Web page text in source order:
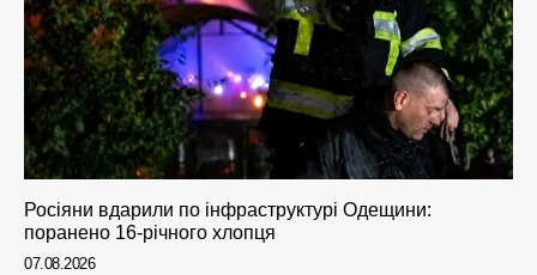
Росіяни вдарили по інфраструктурі Одещини:
поранено 16-річного хлопця
07.08.2026